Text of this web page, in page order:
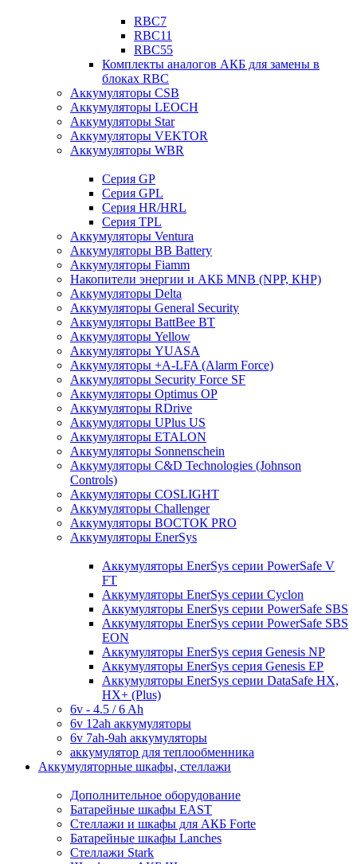
RBC7
RBC11
RBC55
Комплекты аналогов АКБ для замены в
блоках RBC
Аккумуляторы CSB
Аккумуляторы LEOCH
Аккумуляторы Star
Аккумуляторы VEKTOR
Аккумуляторы WBR
Cерия GP
Серия GPL
Серия HR/HRL
Серия TPL
Аккумуляторы Ventura
Аккумуляторы BB Battery
Аккумуляторы Fiamm
Накопители энергии и АКБ MNB (NPP, КНР)
Аккумуляторы Delta
Аккумуляторы General Security
Аккумуляторы BattBee BT
Аккумуляторы Yellow
Аккумуляторы YUASA
Аккумуляторы +A-LFA (Alarm Force)
Аккумуляторы Security Force SF
Аккумуляторы Optimus OP
Аккумуляторы RDrive
Аккумуляторы UPlus US
Аккумуляторы ETALON
Аккумуляторы Sonnenschein
Аккумуляторы С&D Technologies (Johnson
Controls)
Аккумуляторы COSLIGHT
Аккумуляторы Challenger
Аккумуляторы ВОСТОК PRO
Аккумуляторы EnerSys
Аккумуляторы EnerSys серии PowerSafe V
FT
Аккумуляторы EnerSys серии Cyclon
Аккумуляторы EnerSys серии PowerSafe SBS
Аккумуляторы EnerSys серии PowerSafe SBS
EON
Аккумуляторы EnerSys серия Genesis NP
Аккумуляторы EnerSys серия Genesis EP
Аккумуляторы EnerSys серии DataSafe HX,
HX+ (Plus)
6v - 4.5 / 6 Ah
6v 12ah аккумуляторы
6v 7ah-9ah аккумуляторы
аккумулятор для теплообменника
Аккумуляторные шкафы, стеллажи
Дополнительное оборудование
Батарейные шкафы EAST
Стеллажи и шкафы для АКБ Forte
Батарейные шкафы Lanches
Стеллажи Stark